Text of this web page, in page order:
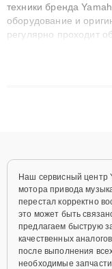
техники бренда
оборудование и
регулярно проходит
технику с
Наш сервисный центр
мотора привода
перестал корректно
это может быть
предлагаем быструю
качественных
после выполнения
необходимые